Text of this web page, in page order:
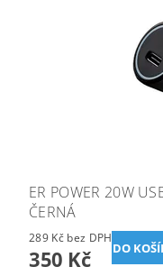
ER POWER 20W
ČERNÁ
289 Kč bez DPH
350 Kč